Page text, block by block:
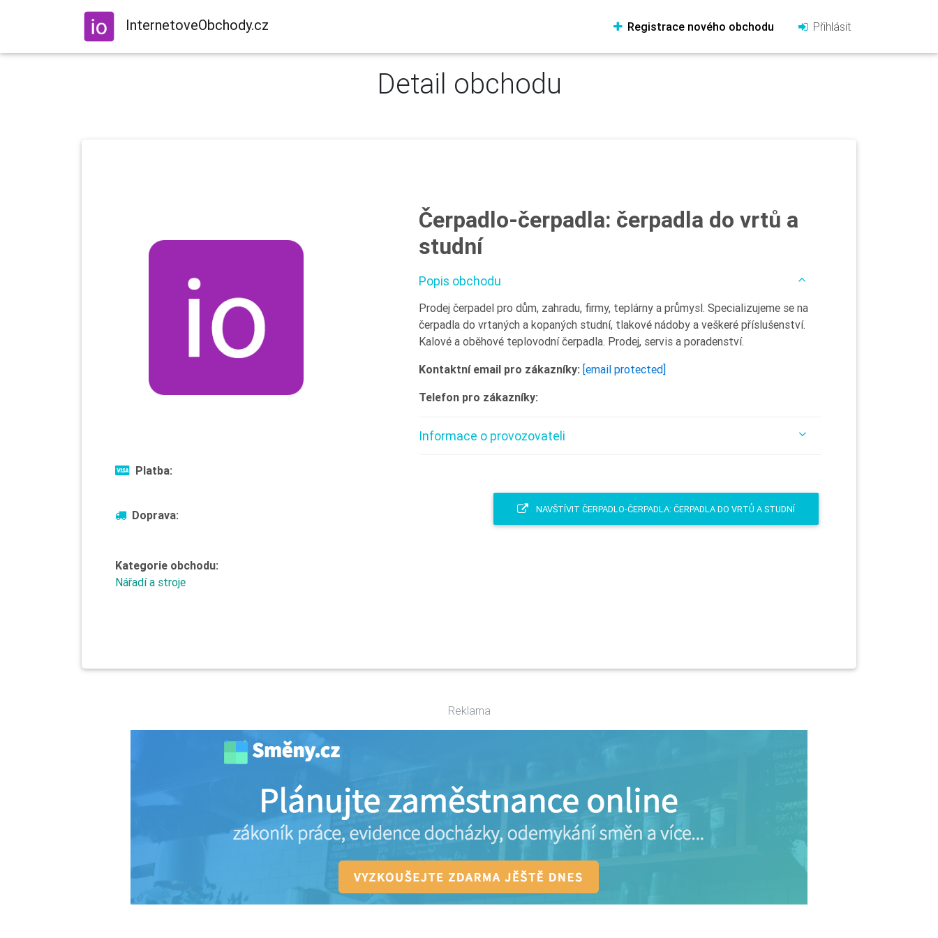
InternetoveObchody.cz Registrace nového obchodu Přihlásit
Detail obchodu
Platba:
Doprava:
Kategorie obchodu:
Nářadí a stroje
Čerpadlo-čerpadla: čerpadla do vrtů a
studní
Popis obchodu
Prodej čerpadel pro dům, zahradu, firmy, teplárny a průmysl. Specializujeme se na
čerpadla do vrtaných a kopaných studní, tlakové nádoby a veškeré příslušenství.
Kalové a oběhové teplovodní čerpadla. Prodej, servis a poradenství.
Kontaktní email pro zákazníky: [email protected]
Telefon pro zákazníky:
Informace o provozovateli
NAVŠTÍVIT ČERPADLO-ČERPADLA: ČERPADLA DO VRTŮ A STUDNÍ
Reklama